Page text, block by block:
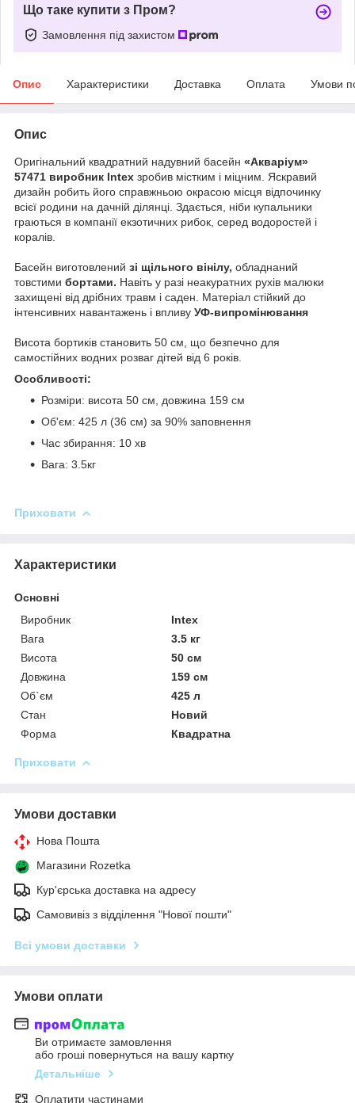
Що таке купити з Пром?
Замовлення під захистом
Опис Характеристики Доставка Оплата Умови
Опис
Оригінальний квадратний надувний басейн «Акваріум»
57471 виробник Intex зробив містким і міцним. Яскравий
дизайн робить його справжньою окрасою місця відпочинку
всієї родини на дачній ділянці. Здається, ніби купальники
граються в компанії екзотичних рибок, серед водоростей і
коралів.
Басейн виготовлений зі щільного вінілу, обладнаний
товстими бортами. Навіть у разі неакуратних рухів малюки
захищені від дрібних травм і саден. Матеріал стійкий до
інтенсивних навантажень і впливу УФ-випромінювання
Висота бортиків становить 50 см, що безпечно для
самостійних водних розваг дітей від 6 років.
Особливості:
Розміри: висота 50 см, довжина 159 см
Об'єм: 425 л (36 см) за 90% заповнення
Час збирання: 10 хв
Вага: 3.5кг
Приховати
Характеристики
Основні
Виробник
Intex
Вага
3.5 кг
Висота
50 см
Довжина
159 см
Об`єм
425 л
Стан
Новий
Форма
Квадратна
Приховати
Умови доставки
Нова Пошта
Магазини Rozetka
Кур'єрська доставка на адресу
Самовивіз з відділення "Нової пошти"
Всі умови доставки
Умови оплати
Ви отримаєте замовлення
або гроші повернуться на вашу картку
Детальніше
Оплатити частинами